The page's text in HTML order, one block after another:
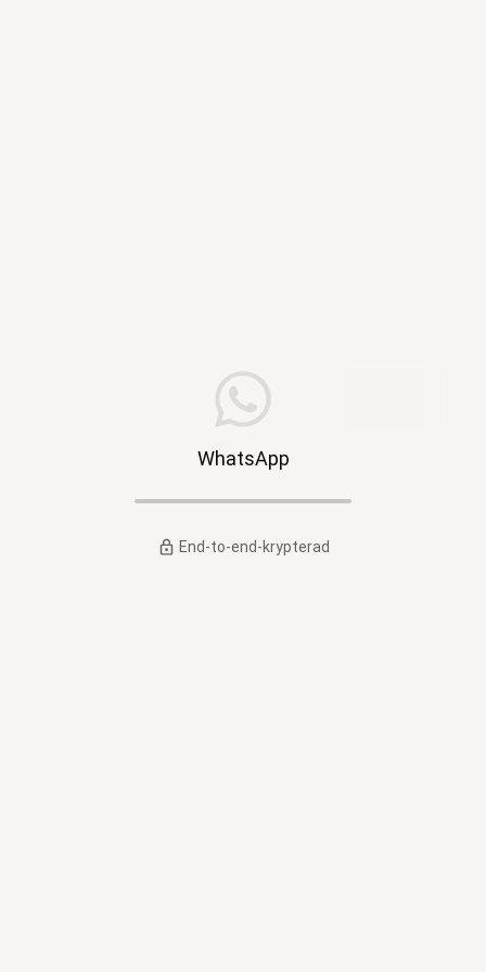
WhatsApp
End-to-end-krypterad